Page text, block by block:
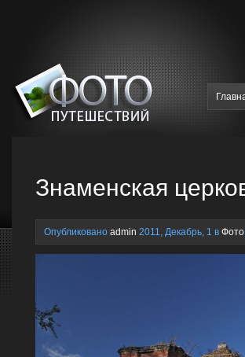
Знаменская
Опубликовано admin 2011, Декабрь, 1 в Фото